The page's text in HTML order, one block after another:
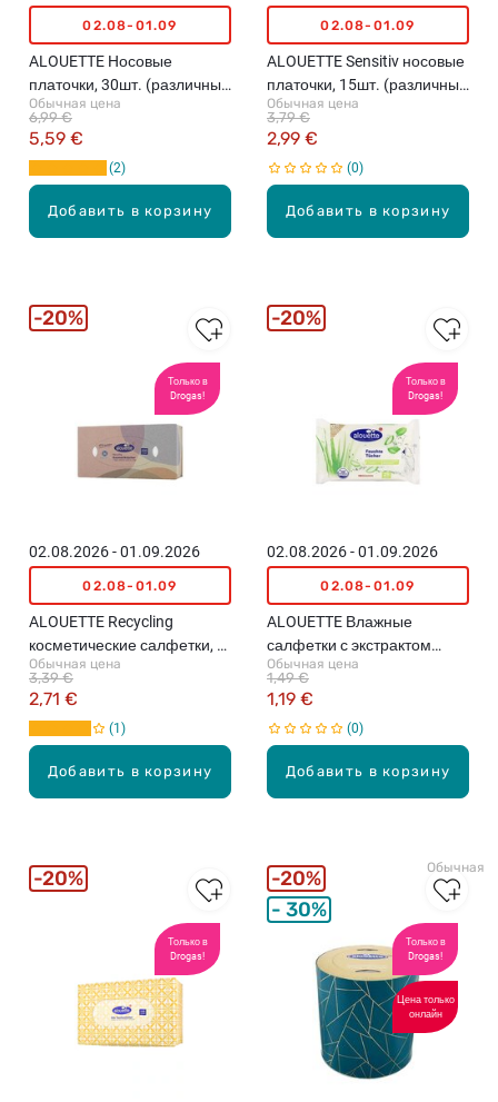
Добавить в корзину
02.08-01.09
ALOUETTE Hосовые
платочки, 30шт. (различные
цвета)
Обычная цена
5,59 €
6,99 €
2
Добавить в корзину
02.08-01.09
ALOUETTE Sensitiv носовые
платочки, 15шт. (различные
цвета)
Обычная цена
2,99 €
3,79 €
0
Только в
Drogas!
Добавить в корзину
02.08.2026 - 01.09.2026
02.08-01.09
ALOUETTE Recycling
косметические салфетки, 2
слоя, 200шт. (различные
цвета)
Обычная цена
2,71 €
3,39 €
1
20%
Только в
Drogas!
Добавить в корзину
02.08.2026 - 01.09.2026
02.08-01.09
ALOUETTE Влажные
салфетки с экстрактом
алоэ, 25шт.
Обычная цена
1,19 €
1,49 €
0
20%
Только в
Drogas!
20%
Только в
Drogas!
Цена только
онлайн
Обычная
20%
30%